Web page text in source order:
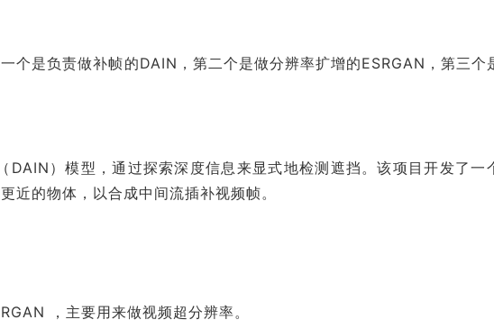
个是负责做补帧的DAIN，第二个是做分辨率扩增的ESRGAN，第三个
DAIN）模型，通过探索深度信息来显式地检测遮挡。该项目开发了一
近的物体，以合成中间流插补视频帧。
，主要用来做视频超分辨率。